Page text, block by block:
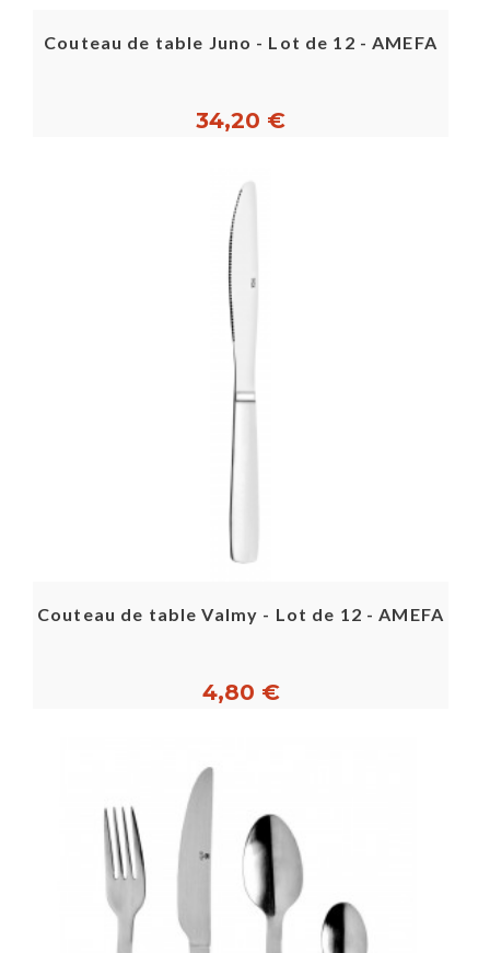
Couteau de table Juno - Lot de 12 - AMEFA
34,20 €
Couteau de table Valmy - Lot de 12 - AMEFA
4,80 €